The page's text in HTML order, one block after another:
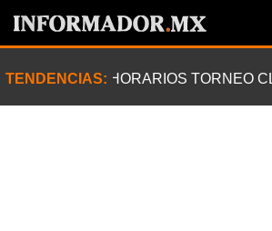
TENDENCIAS: HORARIOS TORNEO